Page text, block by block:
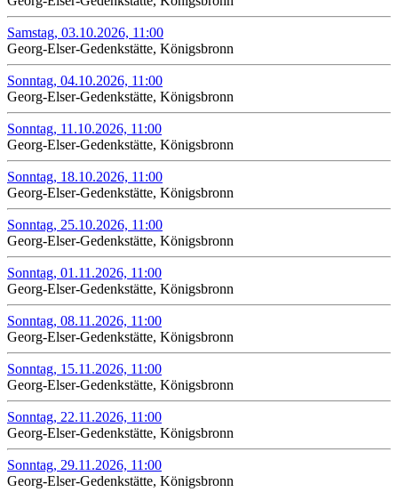
Samstag, 03.10.2026, 11:00
Georg-Elser-Gedenkstätte, Königsbronn
Sonntag, 04.10.2026, 11:00
Georg-Elser-Gedenkstätte, Königsbronn
Sonntag, 11.10.2026, 11:00
Georg-Elser-Gedenkstätte, Königsbronn
Sonntag, 18.10.2026, 11:00
Georg-Elser-Gedenkstätte, Königsbronn
Sonntag, 25.10.2026, 11:00
Georg-Elser-Gedenkstätte, Königsbronn
Sonntag, 01.11.2026, 11:00
Georg-Elser-Gedenkstätte, Königsbronn
Sonntag, 08.11.2026, 11:00
Georg-Elser-Gedenkstätte, Königsbronn
Sonntag, 15.11.2026, 11:00
Georg-Elser-Gedenkstätte, Königsbronn
Sonntag, 22.11.2026, 11:00
Georg-Elser-Gedenkstätte, Königsbronn
Sonntag, 29.11.2026, 11:00
Georg-Elser-Gedenkstätte, Königsbronn